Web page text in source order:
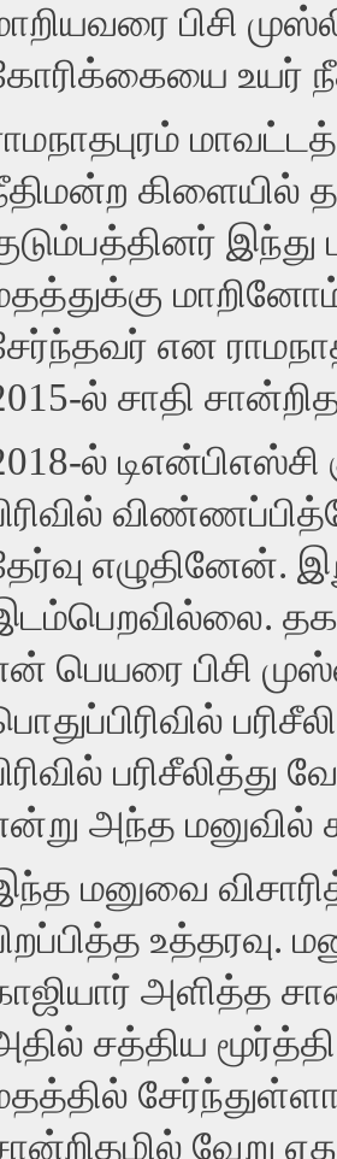
பிசி
உயர்
கிளையில்
என
ல் சாதி
ல் டிஎன்பிஎஸ்சி
எழுதினேன்.
பெயரை பிசி
அந்த மனுவில்
மனுவை
உத்தரவு.
அளித்த
சத்திய
வேறு